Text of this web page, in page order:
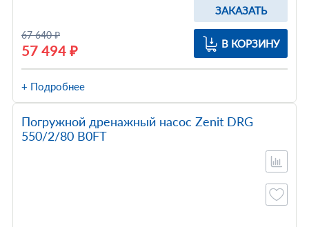
67 640 ₽
57 494 ₽
ЗАКАЗАТЬ
В КОРЗИНУ
+ Подробнее
Погружной дренажный насос Zenit DRG
550/2/80 B0FT